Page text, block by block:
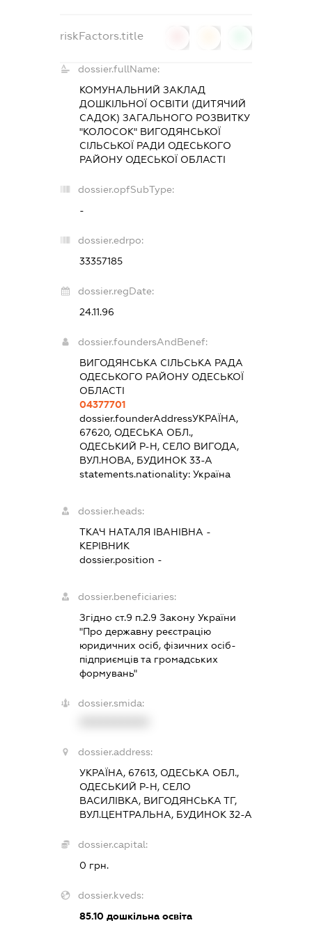
riskFactors.title
dossier.fullName:
КОМУНАЛЬНИЙ ЗАКЛАД
ДОШКІЛЬНОЇ ОСВІТИ (ДИТЯЧИЙ
САДОК) ЗАГАЛЬНОГО РОЗВИТКУ
"КОЛОСОК" ВИГОДЯНСЬКОЇ
СІЛЬСЬКОЇ РАДИ ОДЕСЬКОГО
РАЙОНУ ОДЕСЬКОЇ ОБЛАСТІ
dossier.opfSubType:
-
dossier.edrpo:
33357185
dossier.regDate:
24.11.96
dossier.foundersAndBenef:
ВИГОДЯНСЬКА СІЛЬСЬКА РАДА
ОДЕСЬКОГО РАЙОНУ ОДЕСЬКОЇ
ОБЛАСТІ
04377701
dossier.founderAddressУКРАЇНА,
67620, ОДЕСЬКА ОБЛ.,
ОДЕСЬКИЙ Р-Н, СЕЛО ВИГОДА,
ВУЛ.НОВА, БУДИНОК 33-А
statements.nationality: Україна
dossier.heads:
ТКАЧ НАТАЛЯ ІВАНІВНА -
КЕРІВНИК
dossier.position -
dossier.beneficiaries:
Згідно ст.9 п.2.9 Закону України
"Про державну реєстрацію
юридичних осіб, фізичних осіб-
підприємців та громадських
формувань"
dossier.smida:
dossier.address:
УКРАЇНА, 67613, ОДЕСЬКА ОБЛ.,
ОДЕСЬКИЙ Р-Н, СЕЛО
ВАСИЛІВКА, ВИГОДЯНСЬКА ТГ,
ВУЛ.ЦЕНТРАЛЬНА, БУДИНОК 32-А
dossier.capital:
0 грн.
dossier.kveds:
85.10дошкільна освіта